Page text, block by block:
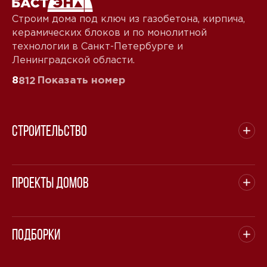
Строим дома под ключ из газобетона, кирпича,
керамических блоков и по монолитной
технологии в Санкт-Петербурге и
Ленинградской области.
8812 Показать номер
Строительство
Проекты домов
Подборки